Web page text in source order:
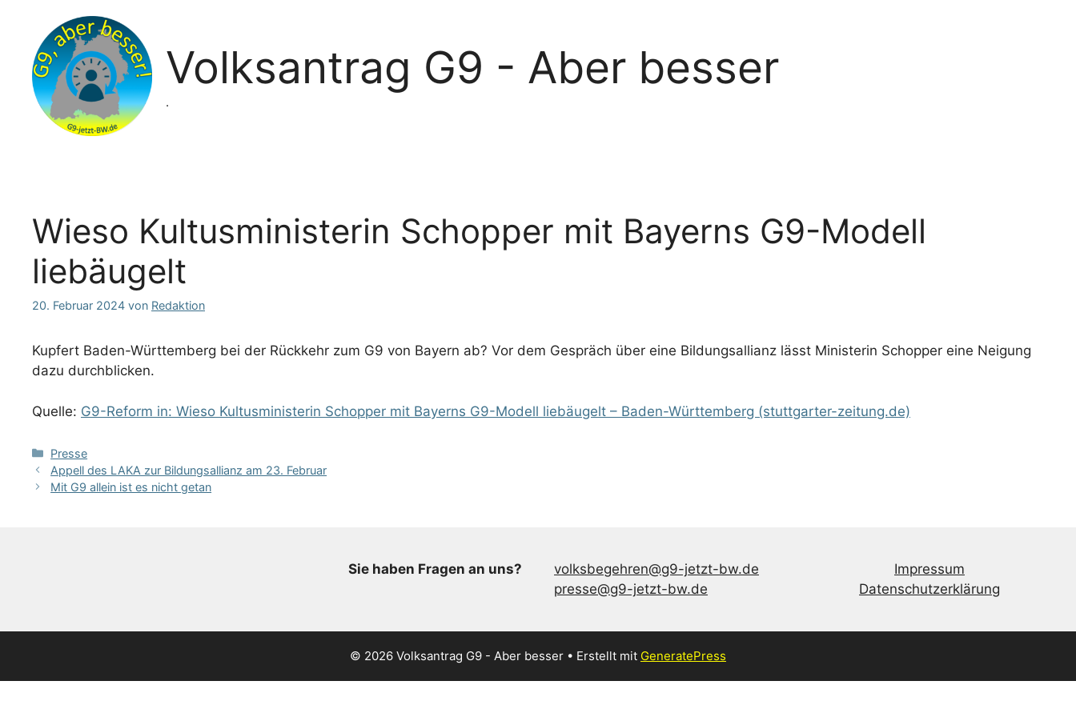
springen
Volksantrag G9 - Aber besser
.
Wieso Kultusministerin Schopper mit Bayerns G9-Modell
liebäugelt
20. Februar 2024 von Redaktion
Kupfert Baden-Württemberg bei der Rückkehr zum G9 von Bayern ab? Vor dem Gespräch über eine Bildungsallianz lässt Ministerin Schopper eine Neigung
dazu durchblicken.
Quelle: G9-Reform in: Wieso Kultusministerin Schopper mit Bayerns G9-Modell liebäugelt – Baden-Württemberg (stuttgarter-zeitung.de)
Kategorien
Presse
Appell des LAKA zur Bildungsallianz am 23. Februar
Mit G9 allein ist es nicht getan
Sie haben Fragen an uns?
volksbegehren@g9-jetzt-bw.de
presse@g9-jetzt-bw.de
Impressum
Datenschutzerklärung
© 2026 Volksantrag G9 - Aber besser • Erstellt mit GeneratePress